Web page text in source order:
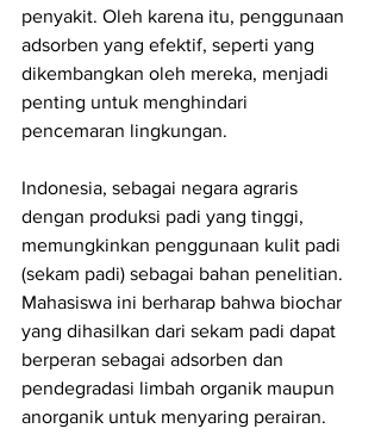
penyakit. Oleh karena itu, penggunaan
adsorben yang efektif, seperti yang
dikembangkan oleh mereka, menjadi
penting untuk menghindari
pencemaran lingkungan.
Indonesia, sebagai negara agraris
dengan produksi padi yang tinggi,
memungkinkan penggunaan kulit padi
(sekam padi) sebagai bahan penelitian.
Mahasiswa ini berharap bahwa biochar
yang dihasilkan dari sekam padi dapat
berperan sebagai adsorben dan
pendegradasi limbah organik maupun
anorganik untuk menyaring perairan.